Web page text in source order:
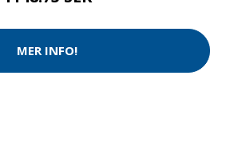
MER INFO!